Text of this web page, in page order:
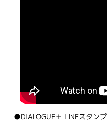
●DIALOGUE＋ LINEスタンプ